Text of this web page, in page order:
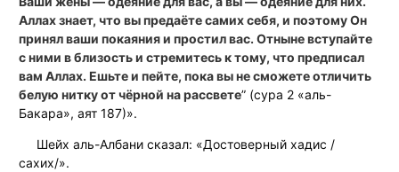
Аллах знает, что вы предаёте самих себя, и поэтому Он
принял ваши покаяния и простил вас. Отныне вступайте
с ними в близость и стремитесь к тому, что предписал
вам Аллах. Ешьте и пейте, пока вы не сможете отличить
белую нитку от чёрной на рассвете” (сура 2 «аль-
Бакара», аят 187)».
Шейх аль-Албани сказал: «Достоверный хадис /
сахих/».